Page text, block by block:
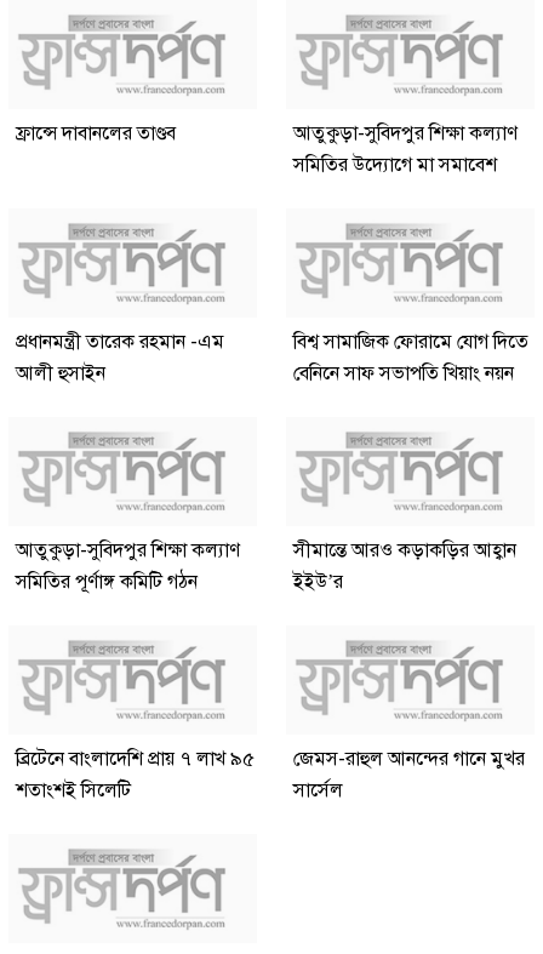
ফ্রান্সে দাবানলের তাণ্ডব
আতুকুড়া-সুবিদপুর শিক্ষা কল্যাণ
সমিতির উদ্যোগে মা সমাবেশ
প্রধানমন্ত্রী তারেক রহমান -এম
আলী হুসাইন
বিশ্ব সামাজিক ফোরামে যোগ দিতে
বেনিনে সাফ সভাপতি খিয়াং নয়ন
আতুকুড়া-সুবিদপুর শিক্ষা কল্যাণ
সমিতির পূর্ণাঙ্গ কমিটি গঠন
সীমান্তে আরও কড়াকড়ির আহ্বান
ইইউ’র
ব্রিটেনে বাংলাদেশি প্রায় ৭ লাখ ৯৫
শতাংশই সিলেটি
জেমস-রাহুল আনন্দের গানে মুখর
সার্সেল